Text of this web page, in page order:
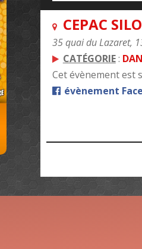
CEPAC SILO
35 quai du Lazaret,
CATÉGORIE:
Cet évènement est
évènement